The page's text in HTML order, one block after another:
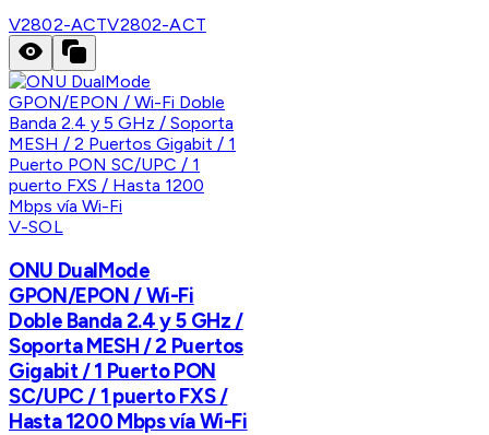
V2802-ACTV2802-ACT
V-SOL
ONU DualMode
GPON/EPON / Wi-Fi
Doble Banda 2.4 y 5 GHz /
Soporta MESH / 2 Puertos
Gigabit / 1 Puerto PON
SC/UPC / 1 puerto FXS /
Hasta 1200 Mbps vía Wi-Fi